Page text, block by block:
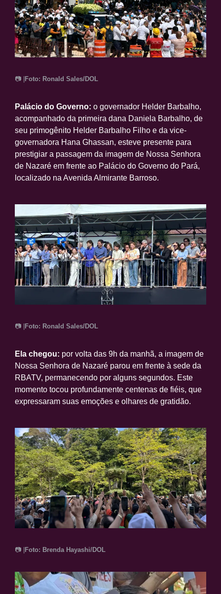
📷 |Foto: Ronald Sales/DOL
Palácio do Governo: o governador Helder Barbalho,
acompanhado da primeira dana Daniela Barbalho, de
seu primogênito Helder Barbalho Filho e da vice-
governadora Hana Ghassan, esteve presente para
prestigiar a passagem da imagem de Nossa Senhora
de Nazaré em frente ao Palácio do Governo do Pará,
localizado na Avenida Almirante Barroso.
📷 | Foto: Ronald Sales/DOL
Ela chegou: por volta das 9h da manhã, a imagem de
Nossa Senhora de Nazaré parou em frente à sede da
RBATV, permanecendo por alguns segundos. Este
momento tocou profundamente centenas de fiéis, que
expressaram suas emoções e olhares de gratidão.
📷 | Foto: Brenda Hayashi/DOL